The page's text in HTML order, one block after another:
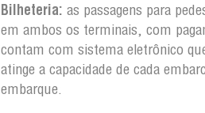
Bilheteria: as passagens para
em ambos os terminais, com
contam com sistema eletrônico
atinge a capacidade de cada
embarque.